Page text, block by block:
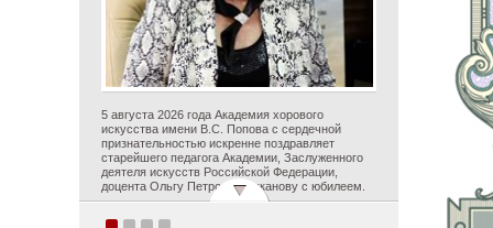
5 августа 2026 года Академия хорового
искусства имени В.С. Попова с сердечной
признательностью искренне поздравляет
старейшего педагога Академии, Заслуженного
деятеля искусств Российской Федерации,
доцента Ольгу Петровну Цуканову с юбилеем.